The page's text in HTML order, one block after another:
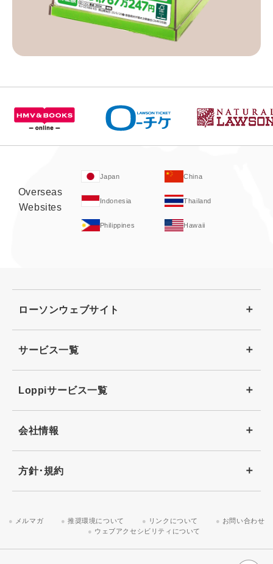
Overseas
Websites
Japan China
Indonesia Thailand
Philippines Hawaii
ローソンウェブサイト
サービス一覧
Loppiサービス一覧
会社情報
方針･規約
メルマガ 推奨環境について リンクについて
お問い合わせ
ウェブアクセシビリティについて